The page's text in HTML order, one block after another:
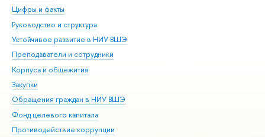
Цифры и факты
Руководство и структура
Устойчивое развитие в НИУ ВШЭ
Преподаватели и сотрудники
Корпуса и общежития
Закупки
Обращения граждан в НИУ ВШЭ
Фонд целевого капитала
Противодействие коррупции